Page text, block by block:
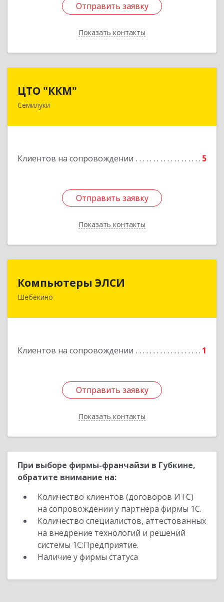
Отправить заявку
Показать контакты
Отправить заявку
Назад
ЦТО "ККМ"
Семилуки
Клиентов на сопровождении 5
Отправить заявку
Показать контакты
Отправить заявку
Назад
Компьютеры ЭЛСИ
Шебекино
Клиентов на сопровождении 1
Отправить заявку
Показать контакты
Отправить заявку
Назад
При выборе фирмы-франчайзи в Губкине,
обратите внимание на:
Количество клиентов (договоров ИТС)
на сопровождении у партнера фирмы 1С.
Количество специалистов, аттестованных
на внедрение технологий и решений
системы 1С:Предприятие.
Наличие у фирмы статуса